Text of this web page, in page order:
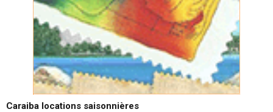
Caraiba locations saisonnières